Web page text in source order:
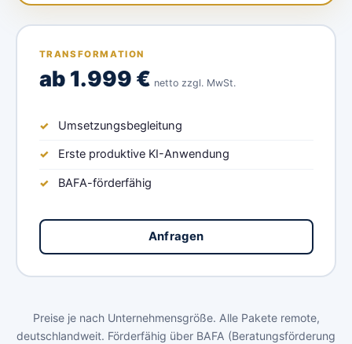
TRANSFORMATION
ab 1.999 € netto zzgl. MwSt.
Umsetzungsbegleitung
Erste produktive KI-Anwendung
BAFA-förderfähig
Anfragen
Preise je nach Unternehmensgröße. Alle Pakete remote,
deutschlandweit. Förderfähig über BAFA (Beratungsförderung